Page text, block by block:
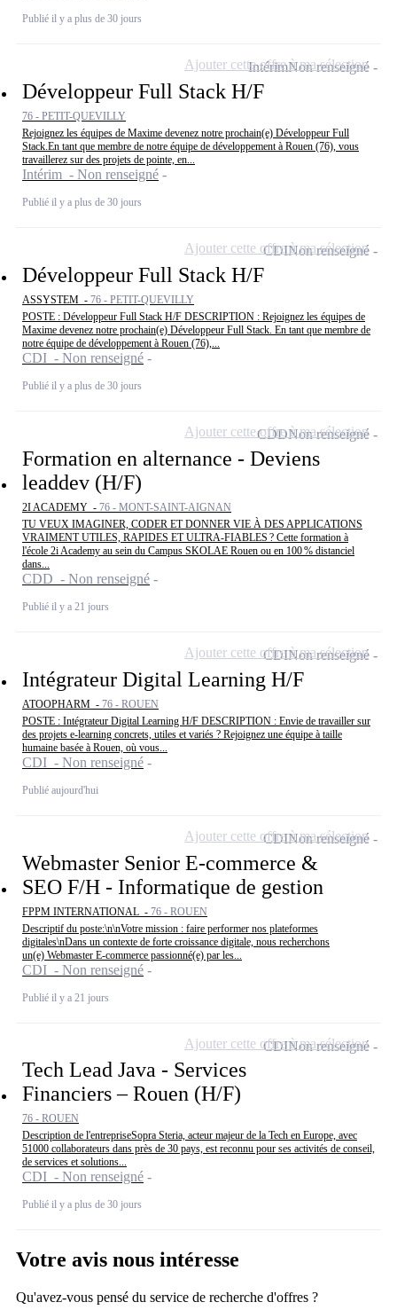
Publié il y a plus de 30 jours
Développeur Full Stack H/F
76 - PETIT-QUEVILLY
Rejoignez les équipes de Maxime devenez notre prochain(e) Développeur Full
Stack.En tant que membre de notre équipe de développement à Rouen (76), vous
travaillerez sur des projets de pointe, en...
Intérim - Non renseigné
Publié il y a plus de 30 jours
IntérimNon renseigné
Ajouter cette offre à ma sélection
Développeur Full Stack H/F
ASSYSTEM - 76 - PETIT-QUEVILLY
POSTE : Développeur Full Stack H/F DESCRIPTION : Rejoignez les équipes de
Maxime devenez notre prochain(e) Développeur Full Stack. En tant que membre de
notre équipe de développement à Rouen (76),...
CDI - Non renseigné
Publié il y a plus de 30 jours
CDINon renseigné
Ajouter cette offre à ma sélection
Formation en alternance - Deviens
leaddev (H/F)
2I ACADEMY - 76 - MONT-SAINT-AIGNAN
TU VEUX IMAGINER, CODER ET DONNER VIE À DES APPLICATIONS
VRAIMENT UTILES, RAPIDES ET ULTRA‑FIABLES ? Cette formation à
l'école 2i Academy au sein du Campus SKOLAE Rouen ou en 100 % distanciel
dans...
CDD - Non renseigné
Publié il y a 21 jours
CDDNon renseigné
Ajouter cette offre à ma sélection
Intégrateur Digital Learning H/F
ATOOPHARM - 76 - ROUEN
POSTE : Intégrateur Digital Learning H/F DESCRIPTION : Envie de travailler sur
des projets e-learning concrets, utiles et variés ? Rejoignez une équipe à taille
humaine basée à Rouen, où vous...
CDI - Non renseigné
Publié aujourd'hui
CDINon renseigné
Ajouter cette offre à ma sélection
Webmaster Senior E-commerce &
SEO F/H - Informatique de gestion
FPPM INTERNATIONAL - 76 - ROUEN
Descriptif du poste:\n\nVotre mission : faire performer nos plateformes
digitales\nDans un contexte de forte croissance digitale, nous recherchons
un(e) Webmaster E-commerce passionné(e) par les...
CDI - Non renseigné
Publié il y a 21 jours
CDINon renseigné
Ajouter cette offre à ma sélection
Tech Lead Java - Services
Financiers – Rouen (H/F)
76 - ROUEN
Description de l'entrepriseSopra Steria, acteur majeur de la Tech en Europe, avec
51000 collaborateurs dans près de 30 pays, est reconnu pour ses activités de conseil,
de services et solutions...
CDI - Non renseigné
Publié il y a plus de 30 jours
CDINon renseigné
Ajouter cette offre à ma sélection
Votre avis nous intéresse
Qu'avez-vous pensé du service de recherche d'offres ?